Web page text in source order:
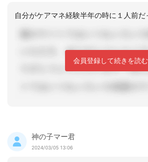
会員登録して続きを読む
神の子マー君
2024/03/05 13:06